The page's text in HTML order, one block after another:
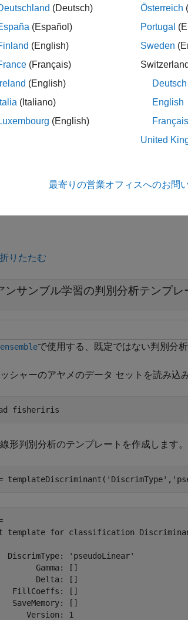
テンプレートを指定する場合、学習中のす
または の学習器として
は、1 つ以
を作成します。
を表示する場合、すべて
りたたむ
ンサンブル学習の判別分析テンプレ
で使用する、既定ではない判別分
シャーのアヤメのデータ セットを読み込
fisheriris
形判別分析のテンプレートを作成します。
templateDiscriminant( 'DiscrimType' ,
template for classification
DiscrimType: 'pseudoLinear'
Gamma: []
Delta: []
FillCoeffs: []
SaveMemory: []
Version: 1
(Deutsch)
(Español)
(English)
(Français)
Ireland (English)
Italia (Italiano)
(English)
Österreich
Portugal
Sweden
Switzerland
Deutsch
English
Français
United
最寄りの営業オフィスへのお問